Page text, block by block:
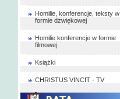
Homilie, konferencje, teksty w
formie dzwiękowej
Homilie konferencje w formie
filmowej
Książki
CHRISTUS VINCIT - TV